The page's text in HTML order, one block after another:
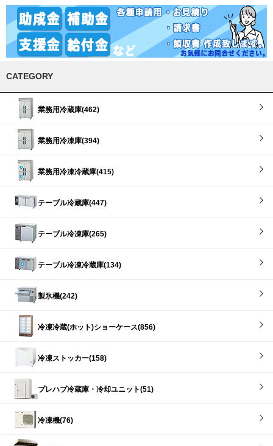
CATEGORY
業務用冷蔵庫(462)
業務用冷凍庫(394)
業務用冷凍冷蔵庫(415)
テーブル冷蔵庫(447)
テーブル冷凍庫(265)
テーブル冷凍冷蔵庫(134)
製氷機(242)
冷凍冷蔵(ホット)ショーケース(856)
冷凍ストッカー(158)
プレハブ冷蔵庫・冷却ユニット(51)
冷凍機(76)